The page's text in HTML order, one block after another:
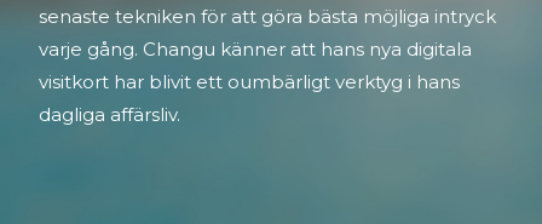
senaste tekniken för att göra bästa möjliga intryck
varje gång. Changu känner att hans nya digitala
visitkort har blivit ett oumbärligt verktyg i hans
dagliga affärsliv.